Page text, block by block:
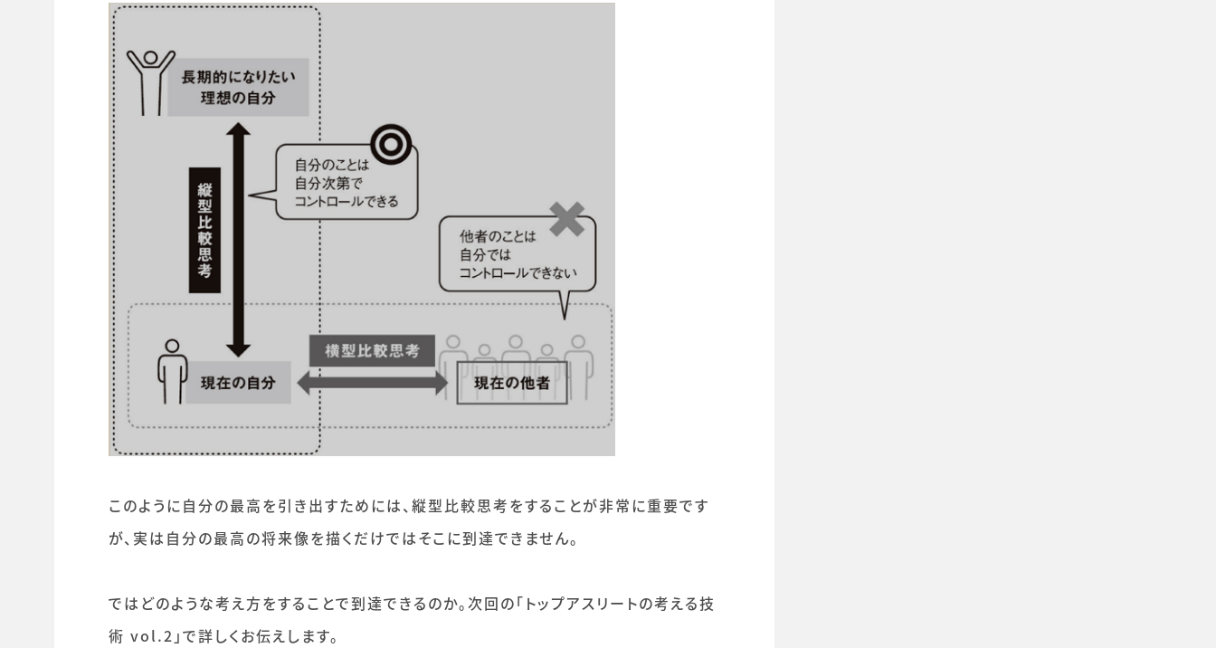
このように自分の最高を引き出すためには、縦型比較思考をすることが非常に重要です
が、実は自分の最高の将来像を描くだけではそこに到達できません。
ではどのような考え方をすることで到達できるのか。次回の「トップアスリートの考える技
術 vol.2」で詳しくお伝えします。